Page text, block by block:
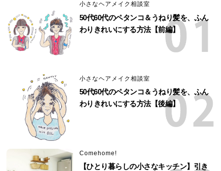
小さなヘアメイク相談室
50代60代のペタンコ＆うねり髪を、ふん
わりきれいにする方法【前編】
小さなヘアメイク相談室
50代60代のペタンコ＆うねり髪を、ふん
わりきれいにする方法【後編】
Comehome!
【ひとり暮らしの小さなキッチン】引き